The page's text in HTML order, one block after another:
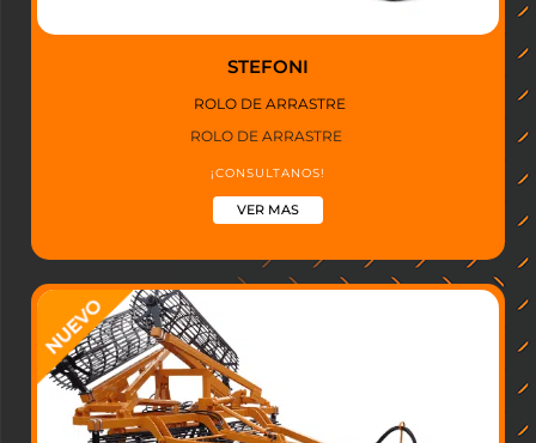
STEFONI
ROLO DE ARRASTRE
ROLO DE ARRASTRE
¡CONSULTANOS!
VER MAS